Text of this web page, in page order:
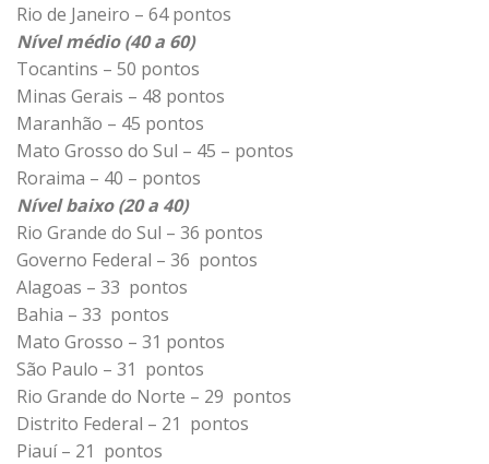
Rio de Janeiro – 64 pontos
Nível médio (40 a 60)
Tocantins – 50 pontos
Minas Gerais – 48 pontos
Maranhão – 45 pontos
Mato Grosso do Sul – 45 – pontos
Roraima – 40 – pontos
Nível baixo (20 a 40)
Rio Grande do Sul – 36 pontos
Governo Federal – 36 pontos
Alagoas – 33 pontos
Bahia – 33 pontos
Mato Grosso – 31 pontos
São Paulo – 31 pontos
Rio Grande do Norte – 29 pontos
Distrito Federal – 21 pontos
Piauí – 21 pontos